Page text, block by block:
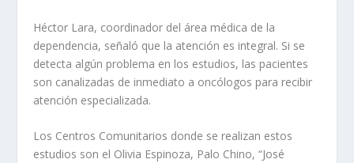
Héctor Lara, coordinador del área médica de la
dependencia, señaló que la atención es integral. Si se
detecta algún problema en los estudios, las pacientes
son canalizadas de inmediato a oncólogos para recibir
atención especializada.
Los Centros Comunitarios donde se realizan estos
estudios son el Olivia Espinoza, Palo Chino, “José